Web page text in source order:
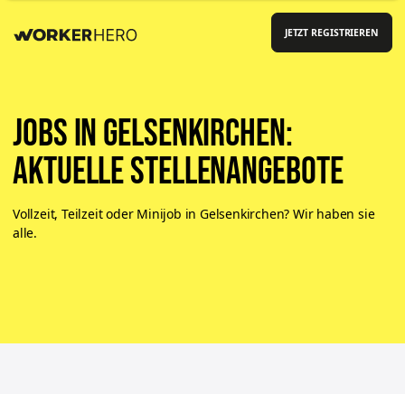
JETZT REGISTRIEREN
Jobs in Gelsenkirchen:
aktuelle Stellenangebote
Vollzeit, Teilzeit oder Minijob in Gelsenkirchen? Wir haben sie
alle.